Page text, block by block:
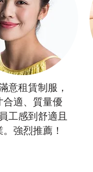
意租賃制服，
合適、質量優
工感到舒適且
強烈推薦！